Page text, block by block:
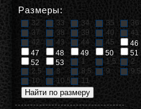
Размеры:
32 33 34 35
36
37
38 39 40
41
42
43 44 45
46
47
48 49 50
51
52
53 1 1,5
2
2,5
8 8,5 9
9,5
10
10,5 11